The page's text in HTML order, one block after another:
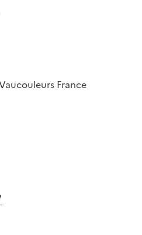
France